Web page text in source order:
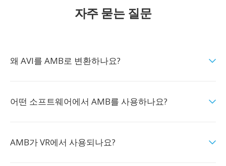
자주 묻는 질문
왜 AVI를 AMB로 변환하나요?
어떤 소프트웨어에서 AMB를 사용하나요?
AMB가 VR에서 사용되나요?